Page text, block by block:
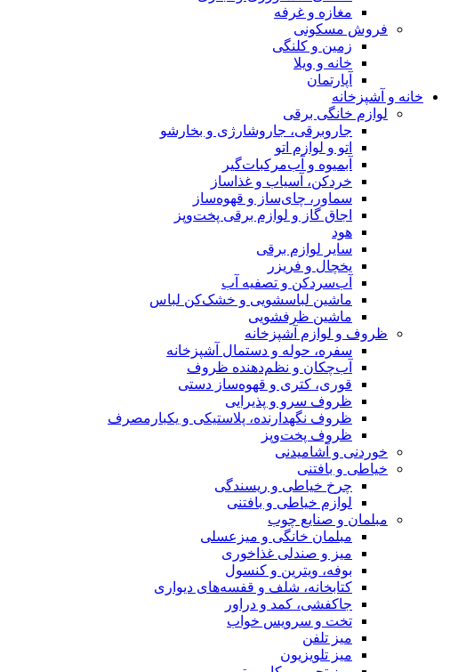
مغازه و غرفه
فروش مسکونی
زمین و کلنگی
خانه و ویلا
آپارتمان
خانه و آشپزخانه
لوازم خانگی برقی
جاروبرقی، جاروشارژی و بخارشو
اتو و لوازم اتو
آبمیوه و آب‌مرکبات‌گیر
خردکن، آسیاب و غذاساز
سماور، چای‌ساز و قهوه‌ساز
اجاق گاز و لوازم برقی پخت‌وپز
هود
سایر لوازم برقی
یخچال و فریزر
آب‌سردکن و تصفیه آب
ماشین لباسشویی و خشک‌کن لباس
ماشین ظرفشویی
ظروف و لوازم آشپزخانه
سفره، حوله و دستمال آشپزخانه
آب‌چکان و نظم‌دهنده ظروف
قوری، کتری و قهوه‌ساز دستی
ظروف سرو و پذیرایی
ظروف نگهدارنده، پلاستیکی و یکبارمصرف
ظروف پخت‌وپز
خوردنی و آشامیدنی
خیاطی و بافتنی
چرخ خیاطی و ریسندگی
لوازم خیاطی و بافتنی
مبلمان و صنایع چوب
مبلمان خانگی و میزعسلی
میز و صندلی غذاخوری
بوفه، ویترین و کنسول
کتابخانه، شلف و قفسه‌های دیواری
جاکفشی، کمد و دراور
تخت و سرویس خواب
میز تلفن
میز تلویزیون